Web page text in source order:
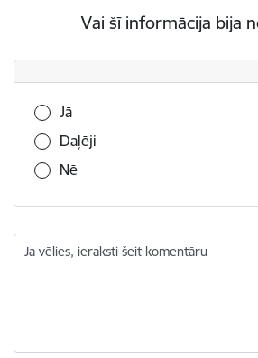
Vai šī informācija bija
Vai šī informācija bija noderīga?
Jā
Daļēji
Nē
Ja vēlies, ieraksti šeit komentāru